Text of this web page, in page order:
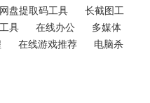
网盘提取码工具
长截图工
具 在线办公
多媒体
在线游戏推荐
电脑杀